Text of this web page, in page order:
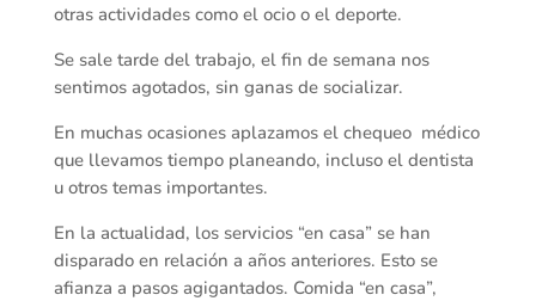
otras actividades como el ocio o el deporte.
Se sale tarde del trabajo, el fin de semana nos
sentimos agotados, sin ganas de socializar.
En muchas ocasiones aplazamos el chequeo médico
que llevamos tiempo planeando, incluso el dentista
u otros temas importantes.
En la actualidad, los servicios “en casa” se han
disparado en relación a años anteriores. Esto se
afianza a pasos agigantados. Comida “en casa”,